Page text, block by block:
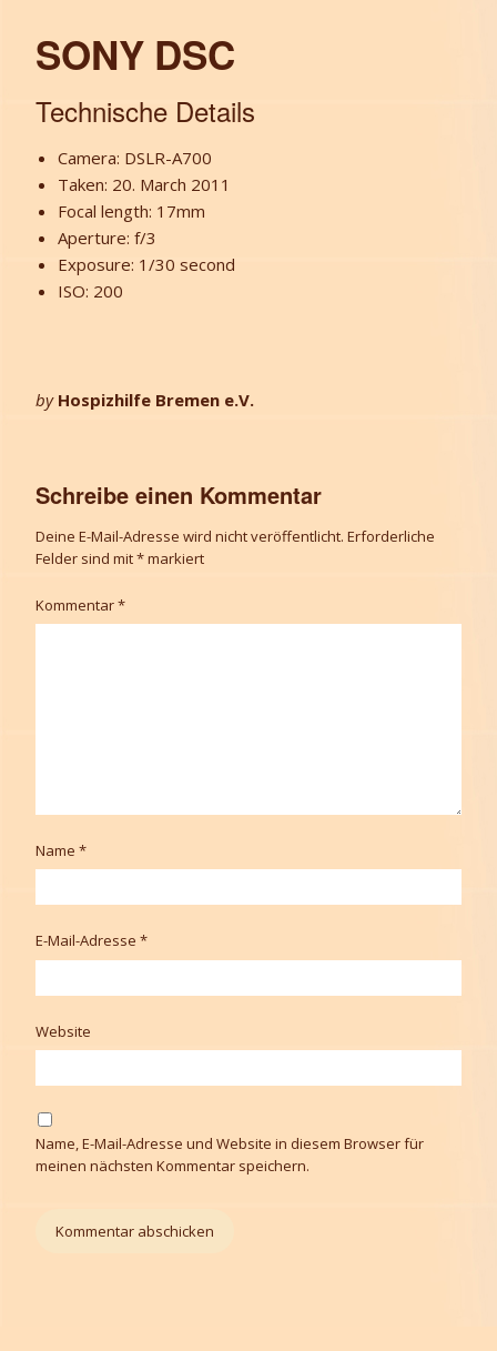
SONY DSC
Technische Details
Camera: DSLR-A700
Taken: 20. March 2011
Focal length: 17mm
Aperture: f/3
Exposure: 1/30 second
ISO: 200
by Hospizhilfe Bremen e.V.
Schreibe einen Kommentar
Deine E-Mail-Adresse wird nicht veröffentlicht. Erforderliche
Felder sind mit*markiert
Kommentar*
Name *
E-Mail-Adresse *
Website
Name, E-Mail-Adresse und Website in diesem Browser für
meinen nächsten Kommentar speichern.